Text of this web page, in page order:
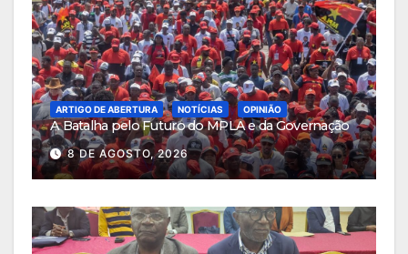
ARTIGO DE ABERTURA NOTÍCIAS OPINIÃO
A Batalha pelo Futuro do MPLA e da Governação
8 DE AGOSTO, 2026